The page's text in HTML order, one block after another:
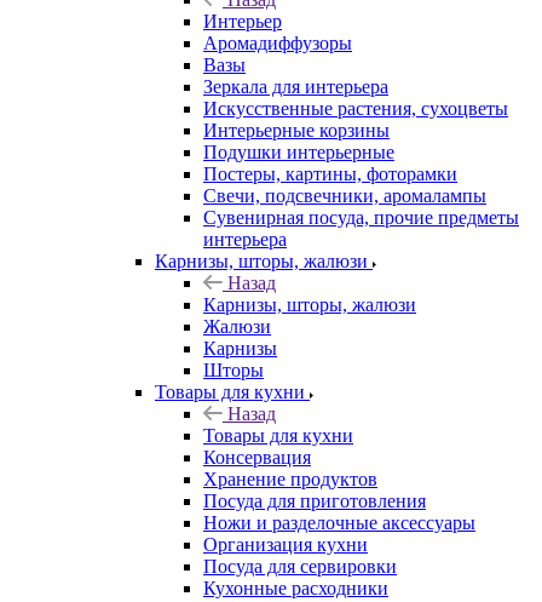
Интерьер
Аромадиффузоры
Вазы
Зеркала для интерьера
Искусственные растения, сухоцветы
Интерьерные корзины
Подушки интерьерные
Постеры, картины, фоторамки
Свечи, подсвечники, аромалампы
Сувенирная посуда, прочие предметы
интерьера
Карнизы, шторы, жалюзи
Назад
Карнизы, шторы, жалюзи
Жалюзи
Карнизы
Шторы
Товары для кухни
Назад
Товары для кухни
Консервация
Хранение продуктов
Посуда для приготовления
Ножи и разделочные аксессуары
Организация кухни
Посуда для сервировки
Кухонные расходники